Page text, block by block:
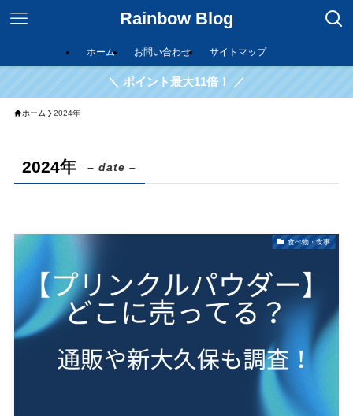
Rainbow Blog
ホーム お問い合わせ サイトマップ
＼ ポイント最大11倍！ ／
ホーム 2024年
2024年 – date –
食べ物・食事